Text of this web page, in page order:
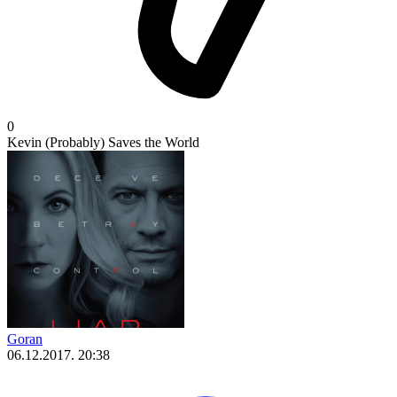
0
Kevin (Probably) Saves the World
Goran
06.12.2017. 20:38